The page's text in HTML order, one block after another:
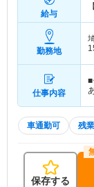
給与
勤務地
仕事内容
■
車通勤可 残
保存する